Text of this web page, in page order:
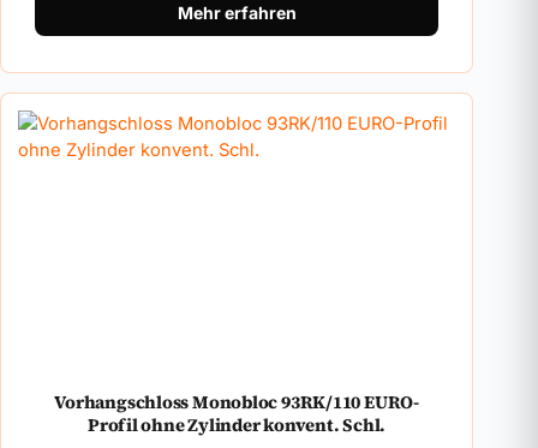
Mehr erfahren
Vorhangschloss Monobloc 93RK/110 EURO-
Profil ohne Zylinder konvent. Schl.